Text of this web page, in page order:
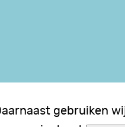
gebruiken